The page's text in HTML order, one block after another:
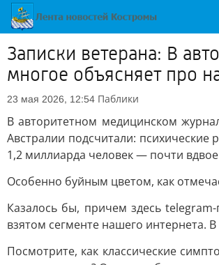
Записки ветерана: В
многое объясняет про
23 мая 2026, 12:54 Паблики
В авторитетном медицинском
Австралии подсчитали:
1,2 миллиарда человек — почти
Особенно буйным цветом, как
Казалось бы, причем здесь
взятом сегменте нашего интернета.
Посмотрите, как классические